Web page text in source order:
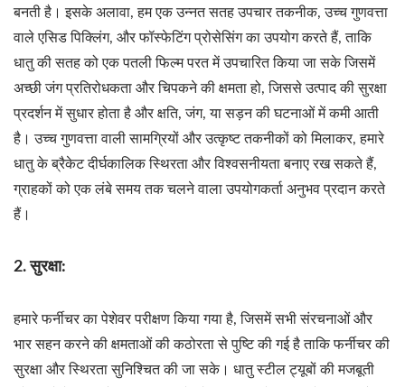
बनती है। इसके अलावा, हम एक उन्नत सतह उपचार तकनीक, उच्च गुणवत्ता
वाले एसिड पिक्लिंग, और फॉस्फेटिंग प्रोसेसिंग का उपयोग करते हैं, ताकि
धातु की सतह को एक पतली फिल्म परत में उपचारित किया जा सके जिसमें
अच्छी जंग प्रतिरोधकता और चिपकने की क्षमता हो, जिससे उत्पाद की सुरक्षा
प्रदर्शन में सुधार होता है और क्षति, जंग, या सड़न की घटनाओं में कमी आती
है। उच्च गुणवत्ता वाली सामग्रियों और उत्कृष्ट तकनीकों को मिलाकर, हमारे
धातु के ब्रैकेट दीर्घकालिक स्थिरता और विश्वसनीयता बनाए रख सकते हैं,
ग्राहकों को एक लंबे समय तक चलने वाला उपयोगकर्ता अनुभव प्रदान करते
हैं।
2. सुरक्षा:
हमारे फर्नीचर का पेशेवर परीक्षण किया गया है, जिसमें सभी संरचनाओं और
भार सहन करने की क्षमताओं की कठोरता से पुष्टि की गई है ताकि फर्नीचर की
सुरक्षा और स्थिरता सुनिश्चित की जा सके। धातु स्टील ट्यूबों की मजबूती